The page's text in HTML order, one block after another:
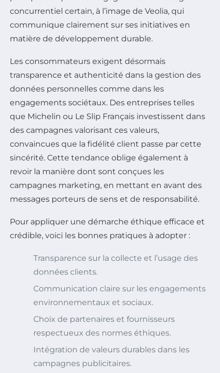
concurrentiel certain, à l’image de Veolia, qui
communique clairement sur ses initiatives en
matière de développement durable.
Les consommateurs exigent désormais
transparence et authenticité dans la gestion des
données personnelles comme dans les
engagements sociétaux. Des entreprises telles
que Michelin ou Le Slip Français investissent dans
des campagnes valorisant ces valeurs,
convaincues que la fidélité client passe par cette
sincérité. Cette tendance oblige également à
revoir la manière dont sont conçues les
campagnes marketing, en mettant en avant des
messages porteurs de sens et de responsabilité.
Pour appliquer une démarche éthique efficace et
crédible, voici les bonnes pratiques à adopter :
Transparence sur la collecte et l’usage des
données clients.
Communication claire sur les engagements
environnementaux et sociaux.
Choix de partenaires et fournisseurs
respectueux des normes éthiques.
Intégration de valeurs durables dans les
campagnes publicitaires.